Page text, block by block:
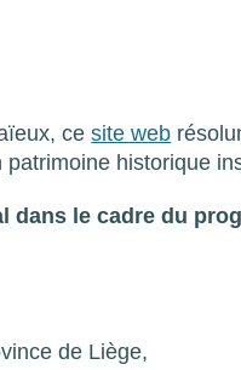
cesite web
historique
dans le cadre du
de Liège,